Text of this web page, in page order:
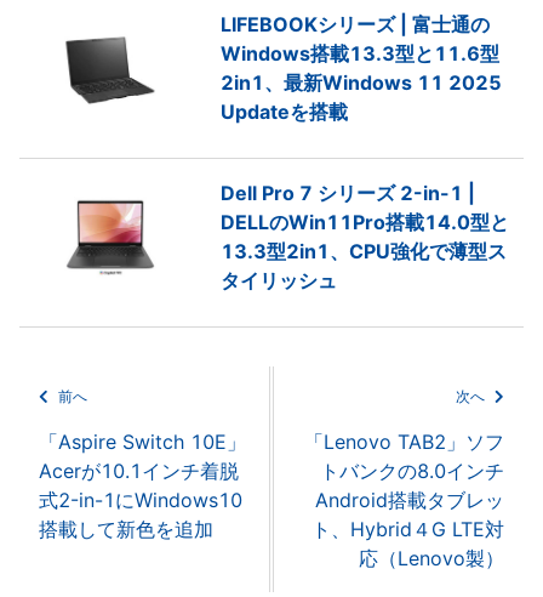
LIFEBOOKシリーズ | 富士通の
Windows搭載13.3型と11.6型
2in1、最新Windows 11 2025
Updateを搭載
Dell Pro 7 シリーズ 2-in-1 |
DELLのWin11Pro搭載14.0型と
13.3型2in1、CPU強化で薄型ス
タイリッシュ
前へ
「Aspire Switch 10E」
Acerが10.1インチ着脱
式2-in-1にWindows10
搭載して新色を追加
次へ
「Lenovo TAB2」ソフ
トバンクの8.0インチ
Android搭載タブレッ
ト、Hybrid４G LTE対
応（Lenovo製）